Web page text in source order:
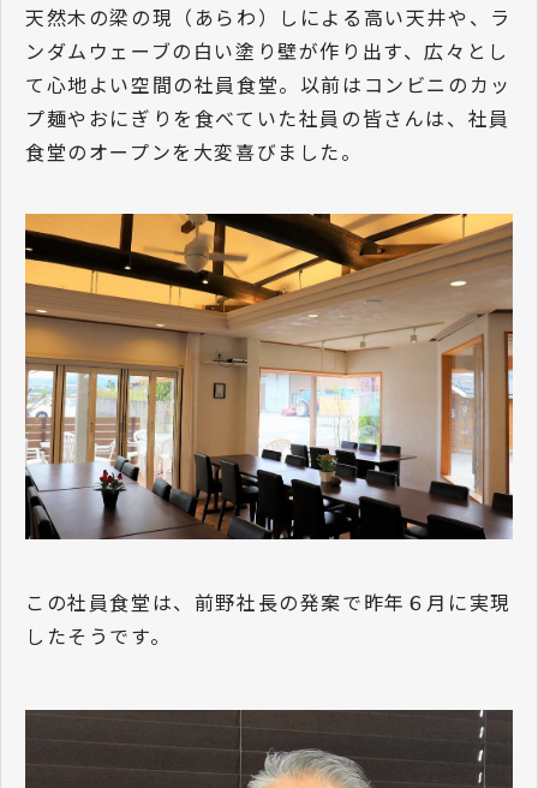
天然木の梁の現（あらわ）しによる高い天井や、ラ
ンダムウェーブの白い塗り壁が作り出す、広々とし
て心地よい空間の社員食堂。以前はコンビニのカッ
プ麺やおにぎりを食べていた社員の皆さんは、社員
食堂のオープンを大変喜びました。
この社員食堂は、前野社長の発案で昨年６月に実現
したそうです。